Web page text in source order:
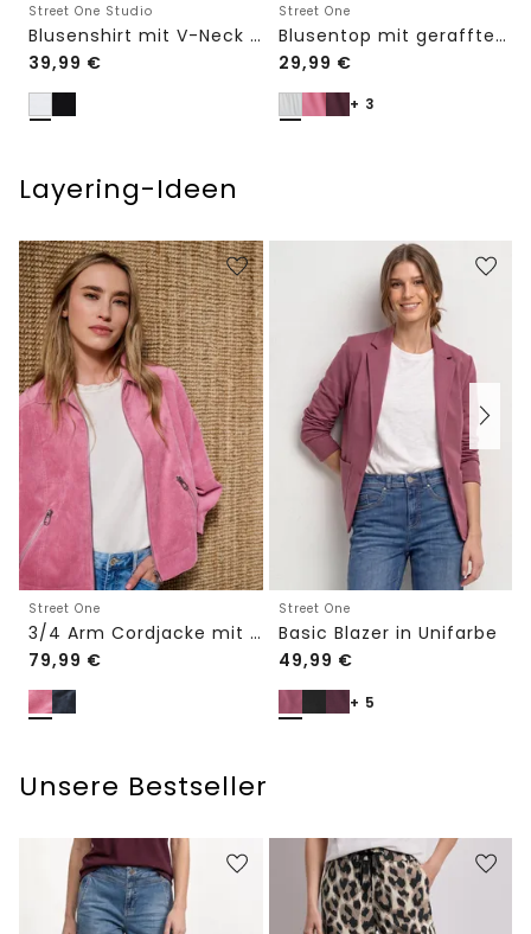
Street One Studio
Blusenshirt mit V-Neck und Spitze
39,99 €
Street One
Blusentop mit gerafftem Rundhals
29,99 €
+ 3
Layering-Ideen
Street One
3/4 Arm Cordjacke mit Hemdkragen
79,99 €
Street One
Basic Blazer in Unifarbe
49,99 €
+ 5
Unsere Bestseller